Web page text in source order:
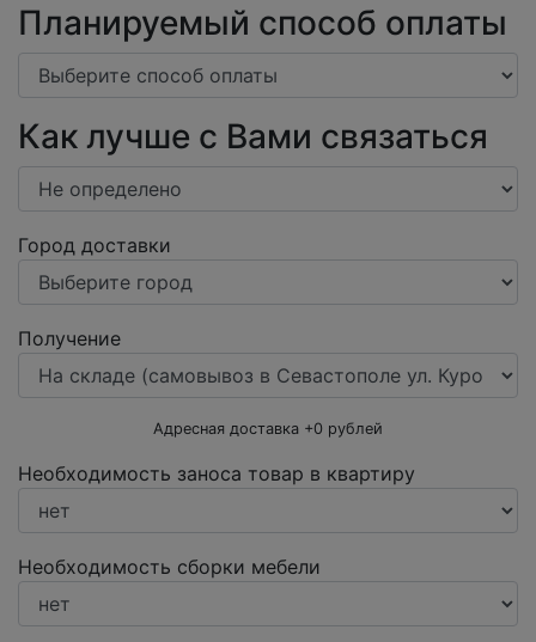
Планируемый способ оплаты
Как лучше с Вами связаться
Город доставки
Получение
Адресная доставка +0 рублей
Необходимость заноса товар в квартиру
Необходимость сборки мебели